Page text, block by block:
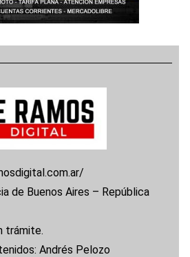
de Buenos Aires – República
trámite.
Andrés Pelozo